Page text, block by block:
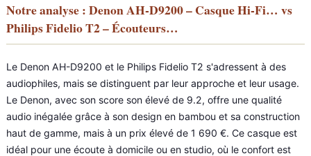
Notre analyse : Denon AH-D9200 – Casque Hi-Fi… vs
Philips Fidelio T2 – Écouteurs…
Le Denon AH-D9200 et le Philips Fidelio T2 s'adressent à des
audiophiles, mais se distinguent par leur approche et leur usage.
Le Denon, avec son score son élevé de 9.2, offre une qualité
audio inégalée grâce à son design en bambou et sa construction
haut de gamme, mais à un prix élevé de 1 690 €. Ce casque est
idéal pour une écoute à domicile ou en studio, où le confort est